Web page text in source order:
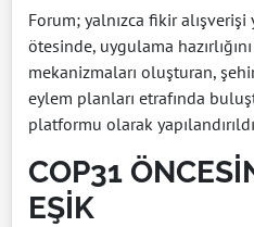
Forum; yalnızca fikir
ötesinde, uygulama
mekanizmaları oluşturan,
eylem planları etrafında
platformu olarak
COP31
EŞİK